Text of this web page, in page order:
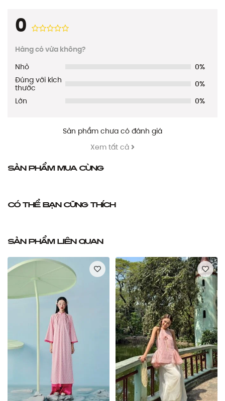
0
Hàng có vừa không?
Nhỏ
0%
Đúng với kích
thước
0%
Lớn
0%
Sản phẩm chưa có đánh giá
Xem tất cả
Sản phẩm mua cùng
Có thể bạn cũng thích
Sản phẩm liên quan